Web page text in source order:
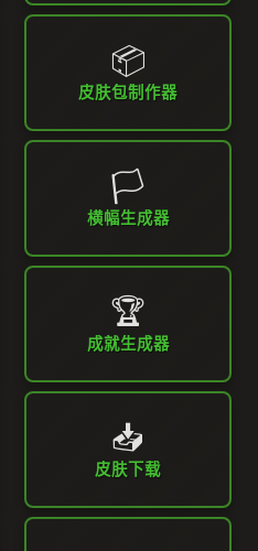
📦
皮肤包制作器
🏳️
横幅生成器
🏆
成就生成器
📥
皮肤下载